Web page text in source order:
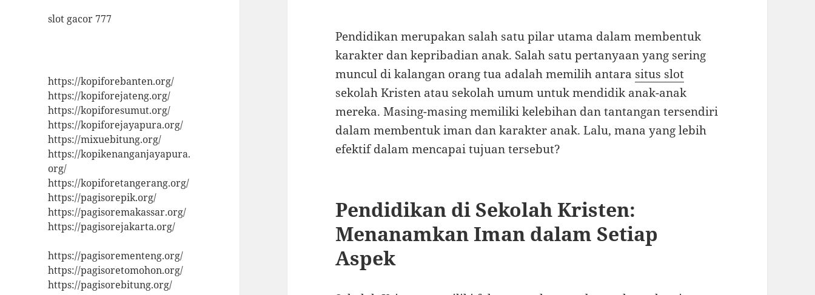
slot gacor 777
https://kopiforebanten.org/
https://kopiforejateng.org/
https://kopiforesumut.org/
https://kopiforejayapura.org/
https://mixuebitung.org/
https://kopikenanganjayapura.
org/
https://kopiforetangerang.org/
https://pagisorepik.org/
https://pagisoremakassar.org/
https://pagisorejakarta.org/
https://pagisorementeng.org/
https://pagisoretomohon.org/
https://pagisorebitung.org/
Pendidikan merupakan salah satu pilar utama dalam membentuk
karakter dan kepribadian anak. Salah satu pertanyaan yang sering
muncul di kalangan orang tua adalah memilih antara situs slot
sekolah Kristen atau sekolah umum untuk mendidik anak-anak
mereka. Masing-masing memiliki kelebihan dan tantangan tersendiri
dalam membentuk iman dan karakter anak. Lalu, mana yang lebih
efektif dalam mencapai tujuan tersebut?
Pendidikan di Sekolah Kristen:
Menanamkan Iman dalam Setiap
Aspek